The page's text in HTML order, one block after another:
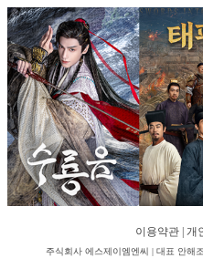
이용약관 개
주식회사 에스제이엠엔씨 | 대표 안해